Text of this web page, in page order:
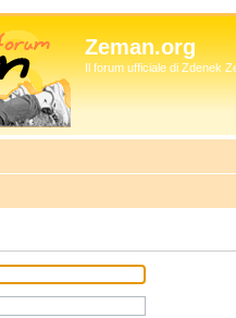
Zeman.org
Il forum ufficiale di Zdenek